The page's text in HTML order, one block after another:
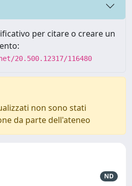
per citare o creare un
20.500.12317/116480
non sono stati
da parte dell'ateneo
ND